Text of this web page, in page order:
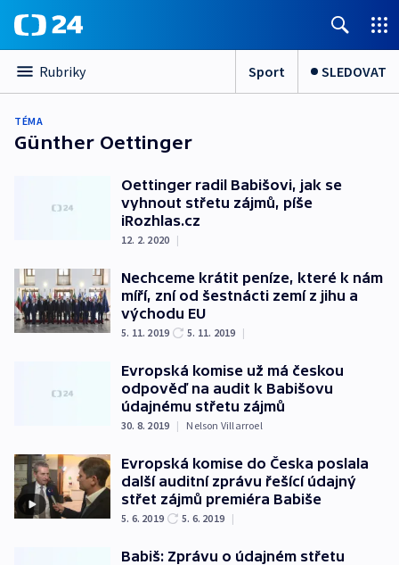
Rubriky Sport SLEDOVAT
TÉMA
Günther Oettinger
Oettinger radil Babišovi, jak se
vyhnout střetu zájmů, píše
iRozhlas.cz
12. 2. 2020 |
Nechceme krátit peníze, které k nám
míří, zní od šestnácti zemí z jihu a
východu EU
5. 11. 2019 5. 11. 2019 |
Evropská komise už má českou
odpověď na audit k Babišovu
údajnému střetu zájmů
30. 8. 2019 | Nelson Villarroel
Evropská komise do Česka poslala
další auditní zprávu řešící údajný
střet zájmů premiéra Babiše
5. 6. 2019 5. 6. 2019 |
Babiš: Zprávu o údajném střetu